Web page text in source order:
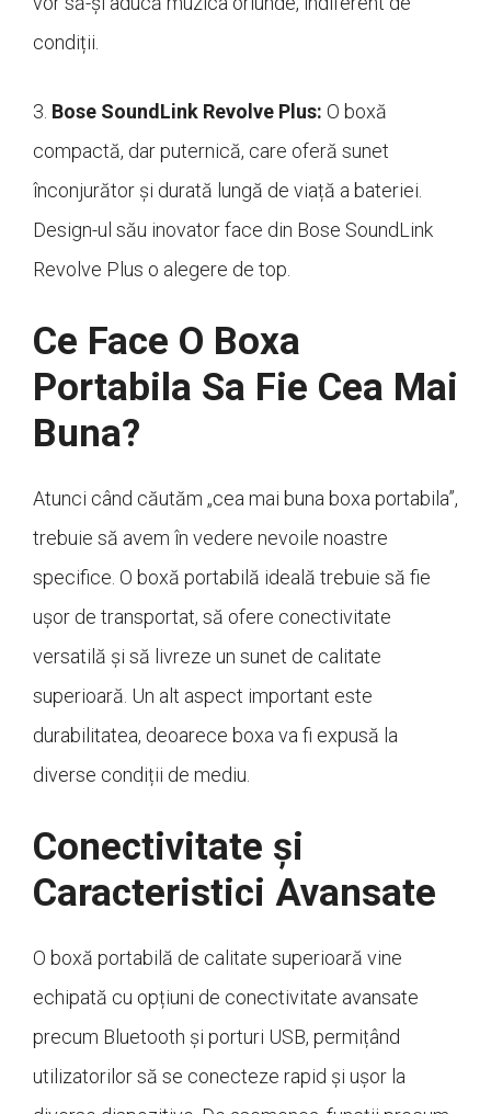
condiții.
3. Bose SoundLink Revolve Plus: O boxă
compactă, dar puternică, care oferă sunet
înconjurător și durată lungă de viață a bateriei.
Design-ul său inovator face din Bose SoundLink
Revolve Plus o alegere de top.
Ce Face O Boxa
Portabila Sa Fie Cea Mai
Buna?
Atunci când căutăm „cea mai buna boxa portabila”,
trebuie să avem în vedere nevoile noastre
specifice. O boxă portabilă ideală trebuie să fie
ușor de transportat, să ofere conectivitate
versatilă și să livreze un sunet de calitate
superioară. Un alt aspect important este
durabilitatea, deoarece boxa va fi expusă la
diverse condiții de mediu.
Conectivitate și
Caracteristici Avansate
O boxă portabilă de calitate superioară vine
echipată cu opțiuni de conectivitate avansate
precum Bluetooth și porturi USB, permițând
utilizatorilor să se conecteze rapid și ușor la